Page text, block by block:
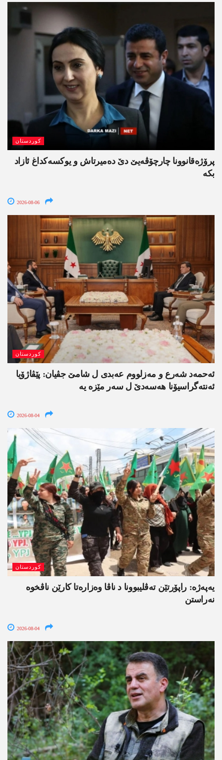
کوردستان
پرۆژەقانوونا چارچۆڤەیێ دێ دەمیرتاش و یوکسەکداغ ئازاد
بکە
2026-08-06
کوردستان
ئەحمەد شەرع و مەزلووم عەبدی ل شامێ جڤیان: پێڤاژۆیا
ئەنتەگراسیۆنا ھەسەدێ ل سەر مێزە یە
2026-08-04
کوردستان
یەپەژە: راپۆرتێن تەڤلیبوونا د ناڤا وەزارەتا کارێن ناڤخوە
نەراستن
2026-08-04